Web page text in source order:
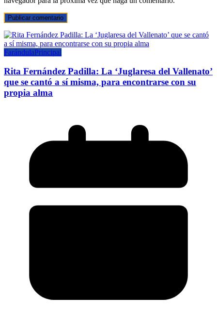
FarándulaPrincipal
Rita Fernández Padilla: La ‘Juglaresa del Vallenato’
que se cantó a sí misma, para encontrarse con su
propia alma